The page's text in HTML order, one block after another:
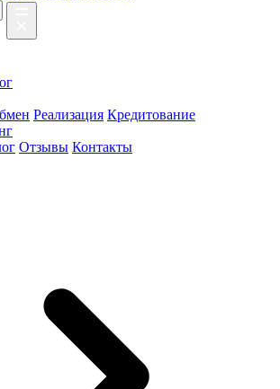
Реализация Кредитование
Отзывы Контакты